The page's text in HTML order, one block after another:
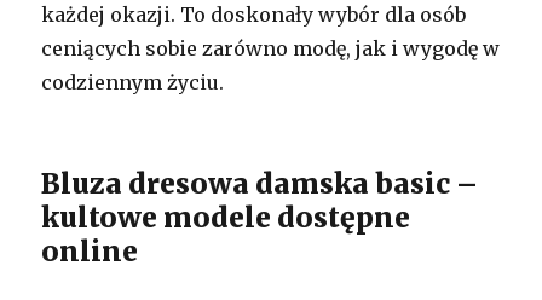
każdej okazji. To doskonały wybór dla osób
ceniących sobie zarówno modę, jak i wygodę w
codziennym życiu.
Bluza dresowa damska basic –
kultowe modele dostępne
online